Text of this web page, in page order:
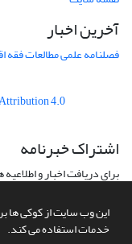
این وب سایت از کوکی ها
خدمات استفاده می کند.
آخرین اخبار
فصلنامه علمی مطالعات فقه
4.0
اشتراک خبرنامه
برای دریافت اخبار و